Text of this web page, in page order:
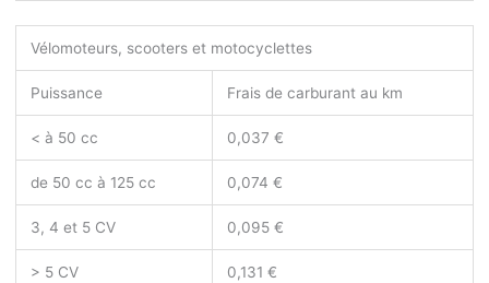
Vélomoteurs, scooters et motocyclettes
Puissance Frais de carburant au km
< à 50 cc 0,037 €
de 50 cc à 125 cc 0,074 €
3, 4 et 5 CV 0,095 €
> 5 CV 0,131 €